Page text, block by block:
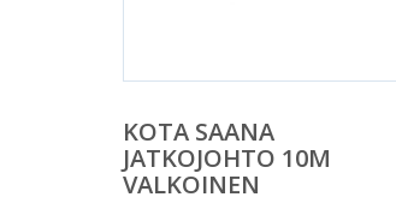
KOTA SAANA
JATKOJOHTO 10M
VALKOINEN